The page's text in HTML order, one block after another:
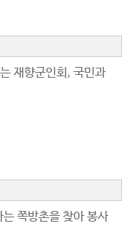
재향군인회, 국민과
쪽방촌을 찾아 봉사